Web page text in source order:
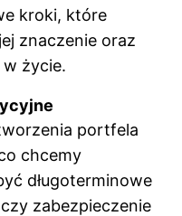
kroki, które
znaczenie oraz
życie.
portfela
chcemy
długoterminowe
zabezpieczenie